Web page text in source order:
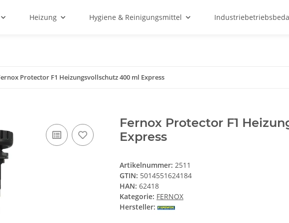
Heizung Hygiene & Reinigungsmittel
Protector F1 Heizungsvollschutz 400 ml Express
Fernox Protector F1
Express
Artikelnummer: 2511
GTIN: 5014551624184
HAN: 62418
Kategorie: FERNOX
Hersteller: